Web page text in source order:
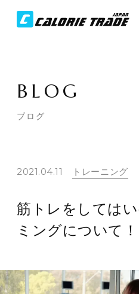
BLOG
ブログ
2021.04.11 トレーニング
筋トレをしては
ミングについて！